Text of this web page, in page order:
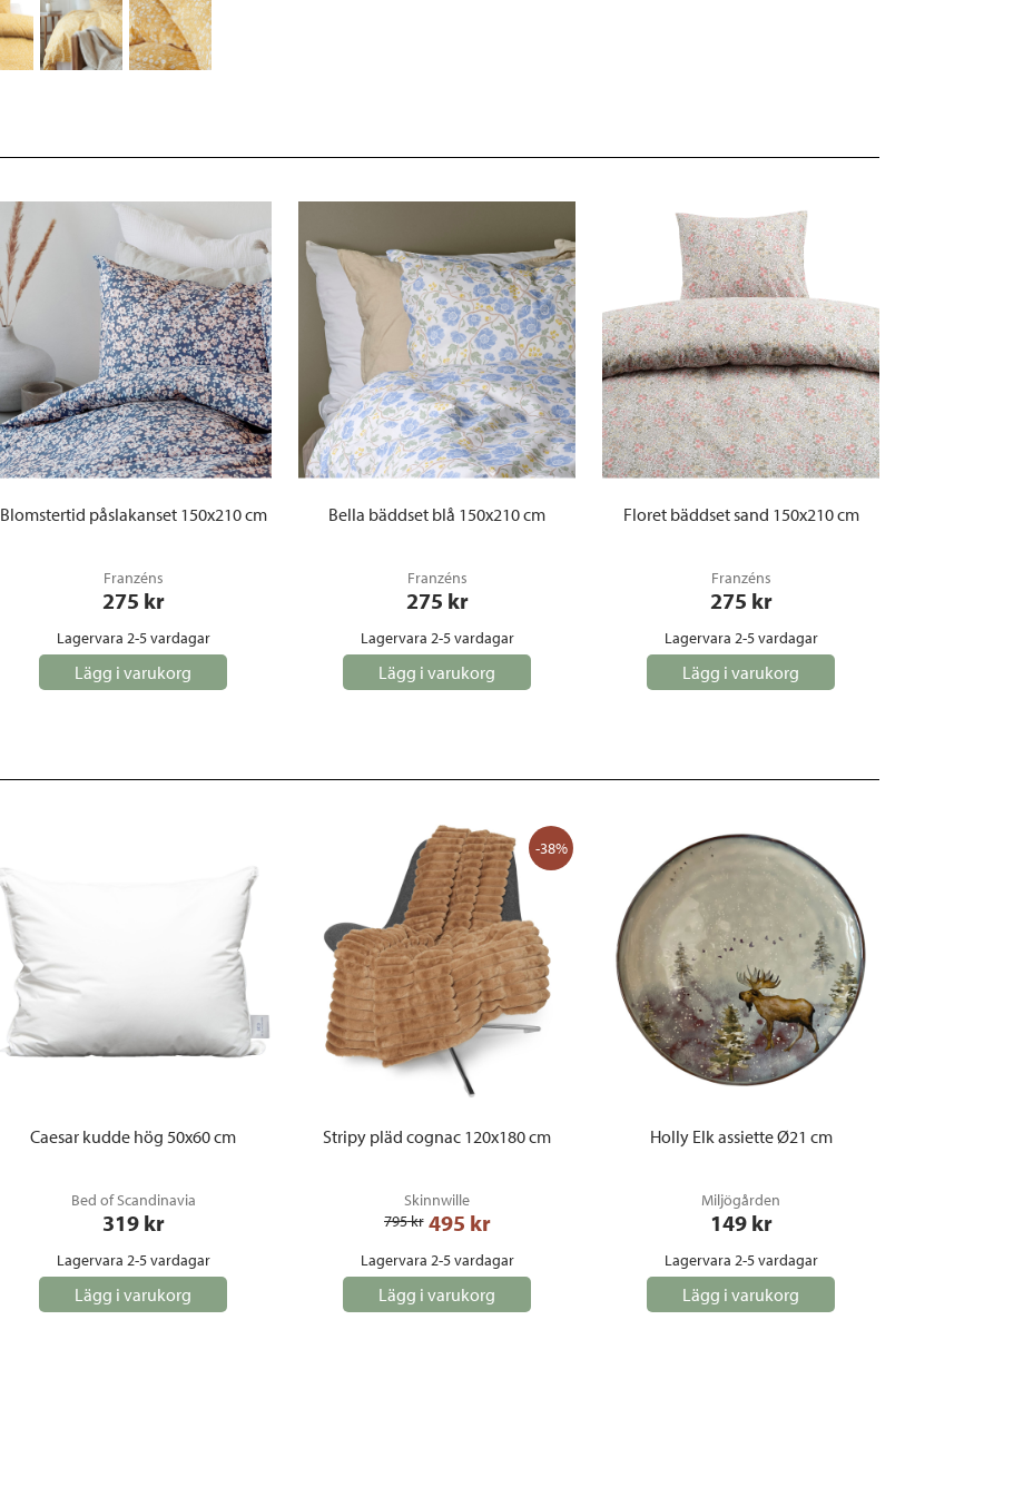
Blomstertid påslakanset 150x210 cm
Franzéns
275 kr
Lagervara 2-5 vardagar
Lägg i varukorg
Bella bäddset blå 150x210 cm
Franzéns
275 kr
Lagervara 2-5 vardagar
Lägg i varukorg
Floret bäddset sand 150x210 cm
Franzéns
275 kr
Lagervara 2-5 vardagar
Lägg i varukorg
Caesar kudde hög 50x60 cm
Bed of Scandinavia
319 kr
Lagervara 2-5 vardagar
Lägg i varukorg
-38%
Stripy pläd cognac 120x180 cm
Skinnwille
795 kr 495 kr
Lagervara 2-5 vardagar
Lägg i varukorg
Holly Elk assiette Ø21 cm
Miljögården
149 kr
Lagervara 2-5 vardagar
Lägg i varukorg